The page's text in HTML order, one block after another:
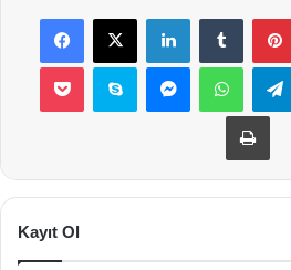
Facebook
X LinkedInTumblr
Pocket Skype Messenger
Kayıt Ol